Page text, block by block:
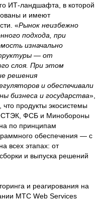
ИТ-ландшафта, в которой
и имеют
«Рынок неизбежно
подхода, при
изначально
— от
слоя. При этом
решения
и обеспечивали
бизнеса и государства»,
продукты экосистемы
ФСБ и Минобороны
по принципам
обеспечения — с
всех этапах: от
и выпуска решений
и реагирования на
МТС Web Services